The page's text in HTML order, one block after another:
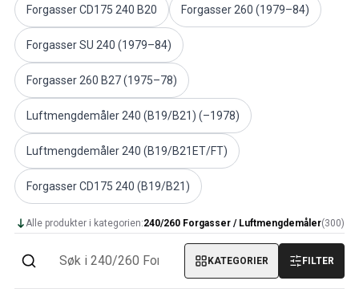
Volvo 1800 Karosseri
1800 Kjølesystem
1800 Motorregulering
1800 Motordeler
1800 Forvogn
1800 Kraftoverføring/Bakaksel
1800 Interiør
Varme/Friskluftsanlegg 1800 (1961–73)
1800 Dekk/Felg
1800 Øvrig
Reservedeler til 140/164
Volvo 140/164 karosseri
140/164 Kjølesystem
Forgasser CD175 240 B20 Forgasser 260 (1979–84)
Forgasser SU 240 (1979–84)
Forgasser 260 B27 (1975–78)
Luftmengdemåler 240 (B19/B21) (–1978)
Luftmengdemåler 240 (B19/B21ET/FT)
Forgasser CD175 240 (B19/B21)
Alle produkter i kategorien:240/260 Forgasser / Luftmengdemåler(300)
KATEGORIER FILTER